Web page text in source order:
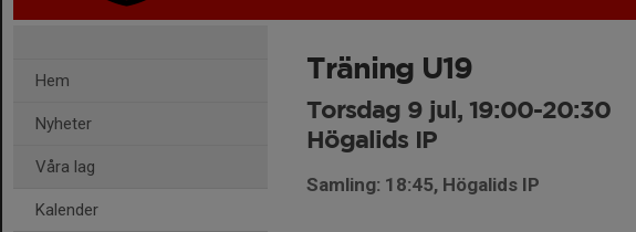
Hem
Nyheter
Våra lag
Kalender
Träning U19
Torsdag 9 jul, 19:00-20:30
Högalids IP
Samling: 18:45, Högalids IP